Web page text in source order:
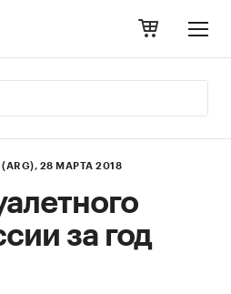
(ARG), 28 МАРТА 2018
за год